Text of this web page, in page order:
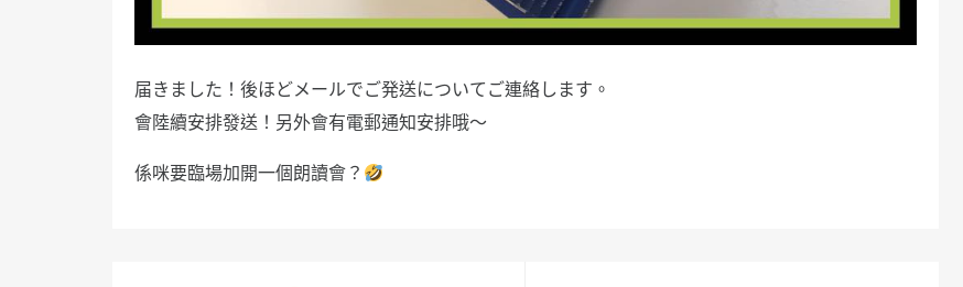
届きました！後ほどメールでご発送についてご連絡します。
會陸續安排發送！另外會有電郵通知安排哦～
係咪要臨場加開一個朗讀會？